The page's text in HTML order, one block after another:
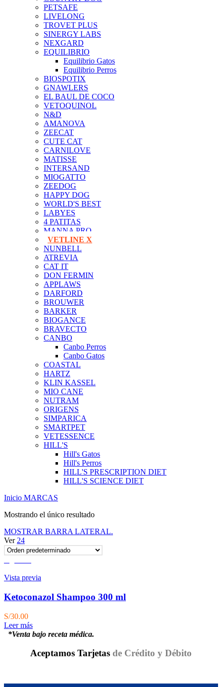
PETSAFE
LIVELONG
TROVET PLUS
SINERGY LABS
NEXGARD
EQUILIBRIO
Equilibrio Gatos
Equilibrio Perros
BIOSPOTIX
GNAWLERS
EL BAUL DE COCO
VETOQUINOL
N&D
AMANOVA
ZEECAT
CUTE CAT
CARNILOVE
MATISSE
INTERSAND
MIOGATTO
ZEEDOG
HAPPY DOG
WORLD'S BEST
LABYES
4 PATITAS
MANNA PRO
VETLINE X
NUNBELL
ATREVIA
CAT IT
DON FERMIN
APPLAWS
DARFORD
BROUWER
BARKER
BIOGANCE
BRAVECTO
CANBO
Canbo Perros
Canbo Gatos
COASTAL
HARTZ
KLIN KASSEL
MIO CANE
NUTRAM
ORIGENS
SIMPARICA
SMARTPET
VETESSENCE
HILL'S
Hill's Gatos
Hill's Perros
HILL'S PRESCRIPTION DIET
HILL'S SCIENCE DIET
Inicio MARCAS
Mostrando el único resultado
MOSTRAR BARRA LATERAL.
Ver 24
Vista previa
Ketoconazol Shampoo 300 ml
S/30.00
Leer más
*Venta bajo receta médica.
Aceptamos Tarjetas de Crédito y Débito